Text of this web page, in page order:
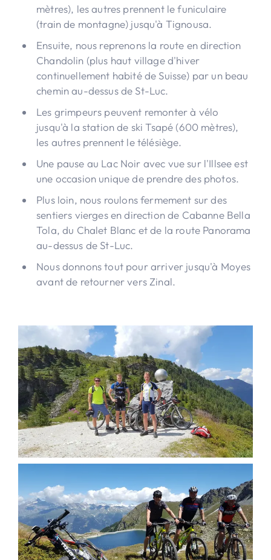
mètres), les autres prennent le funiculaire
(train de montagne) jusqu'à Tignousa.
Ensuite, nous reprenons la route en direction
Chandolin (plus haut village d'hiver
continuellement habité de Suisse) par un beau
chemin au-dessus de St-Luc.
Les grimpeurs peuvent remonter à vélo
jusqu'à la station de ski Tsapé (600 mètres),
les autres prennent le télésiège.
Une pause au Lac Noir avec vue sur l'Illsee est
une occasion unique de prendre des photos.
Plus loin, nous roulons fermement sur des
sentiers vierges en direction de Cabanne Bella
Tola, du Chalet Blanc et de la route Panorama
au-dessus de St-Luc.
Nous donnons tout pour arriver jusqu'à Moyes
avant de retourner vers Zinal.